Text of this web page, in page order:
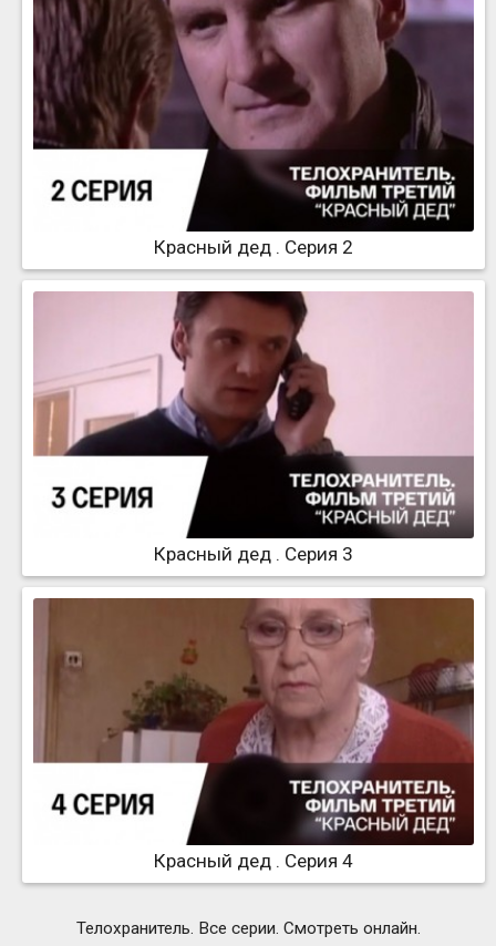
Красный дед . Серия 2
Красный дед . Серия 3
Красный дед . Серия 4
Телохранитель. Все серии. Смотреть онлайн.